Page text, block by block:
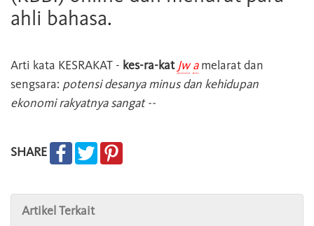
ahli bahasa.
Arti kata KESRAKAT - kes-ra-kat Jw amelarat dan
sengsara: potensi desanya minus dan kehidupan
ekonomi rakyatnya sangat --
SHARE
Artikel Terkait